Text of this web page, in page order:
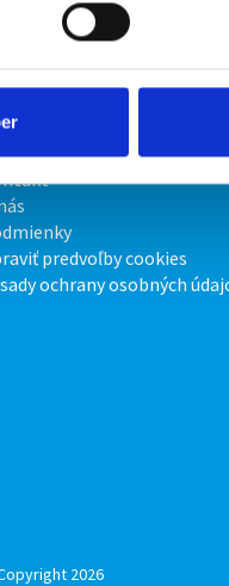
predvoľby cookies
ochrany osobných
2026